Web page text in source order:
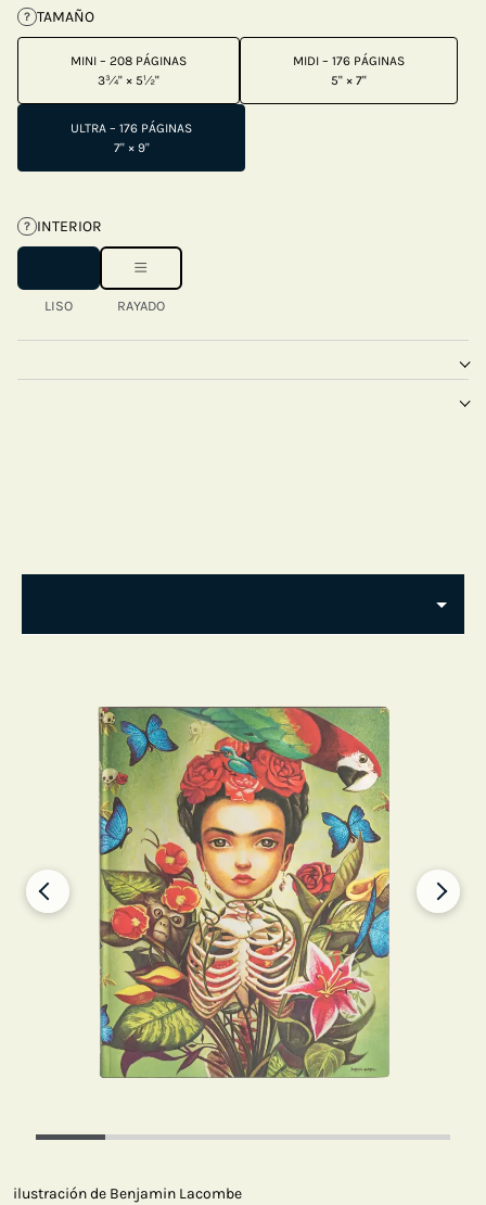
? TAMAÑO
MINI – 208 PÁGINAS
3¾" × 5½"
MIDI – 176 PÁGINAS
5" × 7"
ULTRA – 176 PÁGINAS
7" × 9"
? INTERIOR
LISO RAYADO
ilustración de Benjamin Lacombe